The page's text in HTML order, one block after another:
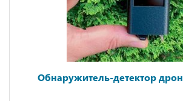
Обнаружитель-детектор